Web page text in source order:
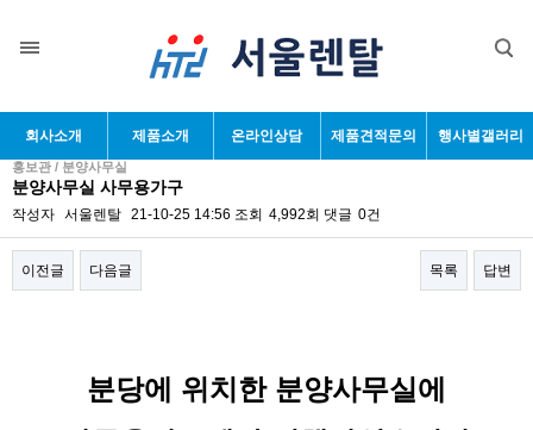
회사소개 제품소개 온라인상담 제품견적문의 행사별갤러리
홍보관 / 분양사무실
분양사무실 사무용가구
작성자 서울렌탈 21-10-25 14:56 조회 4,992회 댓글 0건
이전글 다음글 목록 답변
분당에 위치한 분양사무실에